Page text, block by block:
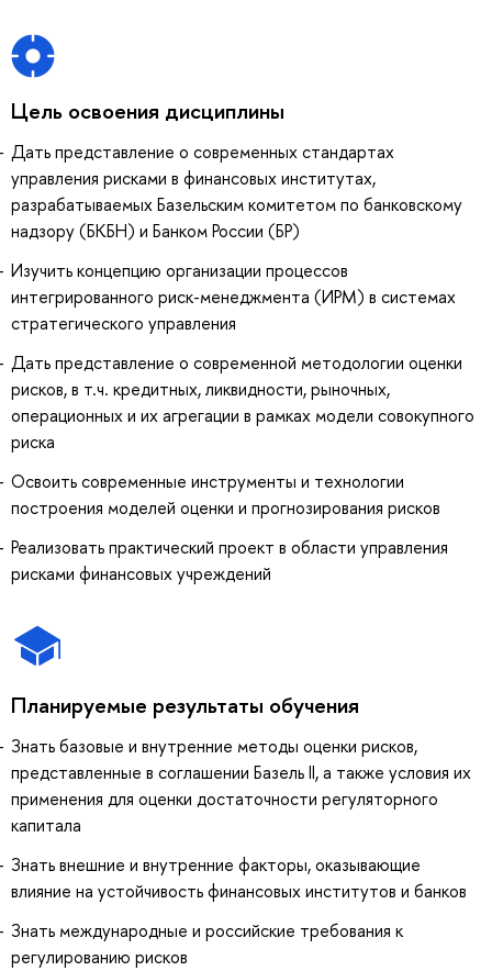
Цель освоения дисциплины
Дать представление о современных стандартах
управления рисками в финансовых институтах,
разрабатываемых Базельским комитетом по банковскому
надзору (БКБН) и Банком России (БР)
Изучить концепцию организации процессов
интегрированного риск-менеджмента (ИРМ) в системах
стратегического управления
Дать представление о современной методологии оценки
рисков, в т.ч. кредитных, ликвидности, рыночных,
операционных и их агрегации в рамках модели совокупного
риска
Освоить современные инструменты и технологии
построения моделей оценки и прогнозирования рисков
Реализовать практический проект в области управления
рисками финансовых учреждений
Планируемые результаты обучения
Знать базовые и внутренние методы оценки рисков,
представленные в соглашении Базель II, а также условия их
применения для оценки достаточности регуляторного
капитала
Знать внешние и внутренние факторы, оказывающие
влияние на устойчивость финансовых институтов и банков
Знать международные и российские требования к
регулированию рисков